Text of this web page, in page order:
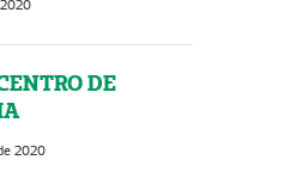
DE
2020